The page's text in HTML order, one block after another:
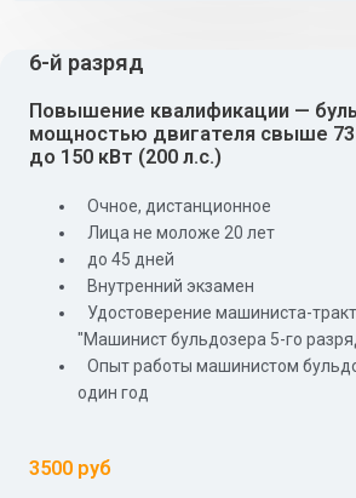
6-й разряд
Повышение квалификации —
мощностью двигателя свыше 73
до 150 кВт (200 л.с.)
Очное, дистанционное
Лица не моложе 20 лет
до 45 дней
Внутренний экзамен
Удостоверение машиниста-
"Машинист бульдозера 5-го
Опыт работы машинистом
один год
3500 руб